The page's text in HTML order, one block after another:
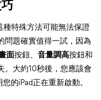
種特殊方法可能無法保證
問題確實值得一試，因為
面按鈕、 音量調高按鈕和
。大約10秒後，您應該會
的iPad正在重新啟動。